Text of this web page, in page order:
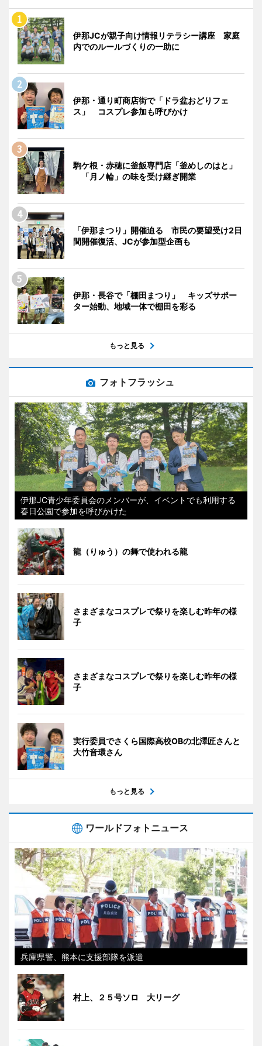
伊那JCが親子向け情報リテラシー講座 家庭
内でのルールづくりの一助に
伊那・通り町商店街で「ドラ盆おどりフェ
ス」 コスプレ参加も呼びかけ
駒ケ根・赤穂に釜飯専門店「釜めしのはと」
「月ノ輪」の味を受け継ぎ開業
「伊那まつり」開催迫る 市民の要望受け2日
間開催復活、JCが参加型企画も
伊那・長谷で「棚田まつり」 キッズサポー
ター始動、地域一体で棚田を彩る
もっと見る
フォトフラッシュ
伊那JC青少年委員会のメンバーが、イベントでも利用する
春日公園で参加を呼びかけた
龍（りゅう）の舞で使われる龍
さまざまなコスプレで祭りを楽しむ昨年の様
子
さまざまなコスプレで祭りを楽しむ昨年の様
子
実行委員でさくら国際高校OBの北澤匠さんと
大竹音環さん
もっと見る
ワールドフォトニュース
兵庫県警、熊本に支援部隊を派遣
村上、２５号ソロ 大リーグ